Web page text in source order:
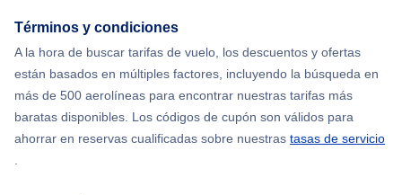
Términos y condiciones
A la hora de buscar tarifas de vuelo, los descuentos y ofertas
están basados en múltiples factores, incluyendo la búsqueda en
más de 500 aerolíneas para encontrar nuestras tarifas más
baratas disponibles. Los códigos de cupón son válidos para
ahorrar en reservas cualificadas sobre nuestras tasas de servicio
.